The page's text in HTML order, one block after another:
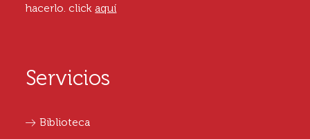
hacerlo. clickaquí
Servicios
Biblioteca